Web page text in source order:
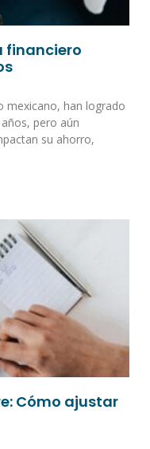
financiero
mexicano, han logrado
pero aún
su ahorro,
Cómo ajustar